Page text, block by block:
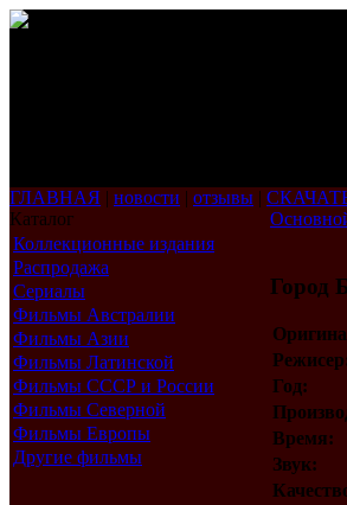
ГЛАВНАЯ | новости | отзывы |
Каталог
Коллекционные издания
Распродажа
Сериалы
Фильмы Австралии
Фильмы Азии
Фильмы Латинской
Америки
Фильмы СССР и России
Фильмы Северной
Америки
Фильмы Европы
Другие фильмы
Город
Год:
Время:
Звук: